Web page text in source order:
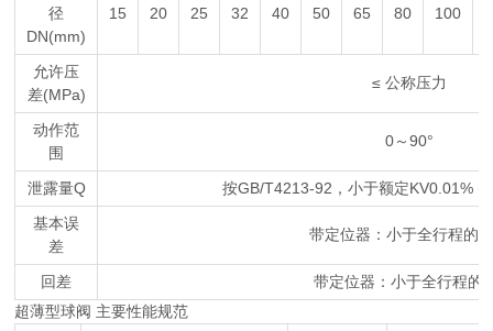
径
DN(mm)
15 20 25 32 40 50 65 80 100
允许压
差(MPa)
≤ 公称压力
动作范
围
0～90°
泄露量Q
按GB/T4213-92，小于额定KV0.01% (
基本误
差
带定位器：小于全行程的
回差
带定位器：小于全行程的
超薄型球阀 主要性能规范